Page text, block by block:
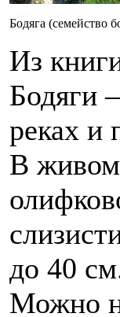
Бодяга (семейство
Из
Бодяги
реках и
В живом
до 40
Можно